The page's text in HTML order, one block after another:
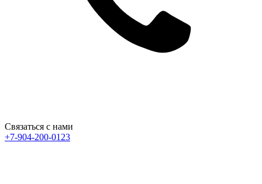
Связаться с нами
+7-904-200-0123